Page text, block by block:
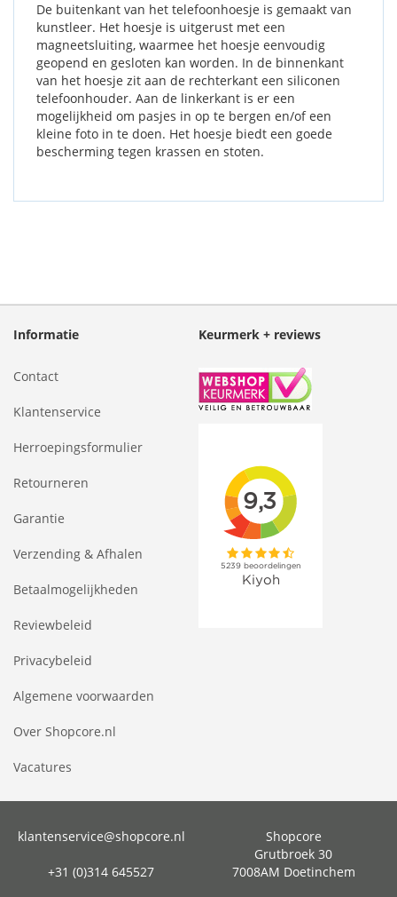
De buitenkant van het telefoonhoesje is gemaakt van
kunstleer. Het hoesje is uitgerust met een
magneetsluiting, waarmee het hoesje eenvoudig
geopend en gesloten kan worden. In de binnenkant
van het hoesje zit aan de rechterkant een siliconen
telefoonhouder. Aan de linkerkant is er een
mogelijkheid om pasjes in op te bergen en/of een
kleine foto in te doen. Het hoesje biedt een goede
bescherming tegen krassen en stoten.
Informatie
Contact
Klantenservice
Herroepingsformulier
Retourneren
Garantie
Verzending & Afhalen
Betaalmogelijkheden
Reviewbeleid
Privacybeleid
Algemene voorwaarden
Over Shopcore.nl
Vacatures
Keurmerk + reviews
klantenservice@shopcore.nl
+31 (0)314 645527
Shopcore
Grutbroek 30
7008AM Doetinchem